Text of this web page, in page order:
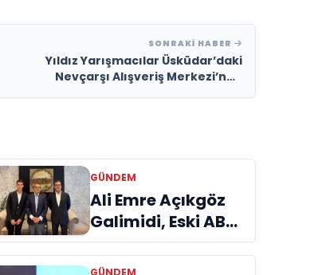
SONRAKI HABER
Yıldız Yarışmacılar Üsküdar’daki
Nevçarşı Alışveriş Merkezi’nde
GÜNDEM
Ali Emre Açıkgöz
Galimidi, Eski AB
Bakanı ve
Büyükelçi Egemen